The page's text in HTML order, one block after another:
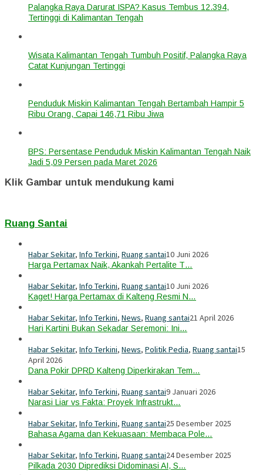
Palangka Raya Darurat ISPA? Kasus Tembus 12.394,
Tertinggi di Kalimantan Tengah
Wisata Kalimantan Tengah Tumbuh Positif, Palangka Raya
Catat Kunjungan Tertinggi
Penduduk Miskin Kalimantan Tengah Bertambah Hampir 5
Ribu Orang, Capai 146,71 Ribu Jiwa
BPS: Persentase Penduduk Miskin Kalimantan Tengah Naik
Jadi 5,09 Persen pada Maret 2026
Klik Gambar untuk mendukung kami
Ruang Santai
Habar Sekitar, Info Terkini, Ruang santai10 Juni 2026
Harga Pertamax Naik, Akankah Pertalite T…
Habar Sekitar, Info Terkini, Ruang santai10 Juni 2026
Kaget! Harga Pertamax di Kalteng Resmi N…
Habar Sekitar, Info Terkini, News, Ruang santai21 April 2026
Hari Kartini Bukan Sekadar Seremoni: Ini…
Habar Sekitar, Info Terkini, News, Politik Pedia, Ruang santai15
April 2026
Dana Pokir DPRD Kalteng Diperkirakan Tem…
Habar Sekitar, Info Terkini, Ruang santai9 Januari 2026
Narasi Liar vs Fakta: Proyek Infrastrukt…
Habar Sekitar, Info Terkini, Ruang santai25 Desember 2025
Bahasa Agama dan Kekuasaan: Membaca Pole…
Habar Sekitar, Info Terkini, Ruang santai24 Desember 2025
Pilkada 2030 Diprediksi Didominasi AI, S…